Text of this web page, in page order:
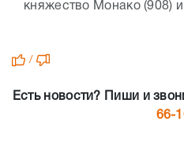
княжество Монако (908)
/
Есть новости? Пиши и
66-